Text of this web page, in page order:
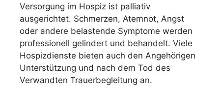
Versorgung im Hospiz ist palliativ
ausgerichtet. Schmerzen, Atemnot, Angst
oder andere belastende Symptome werden
professionell gelindert und behandelt. Viele
Hospizdienste bieten auch den Angehörigen
Unterstützung und nach dem Tod des
Verwandten Trauerbegleitung an.